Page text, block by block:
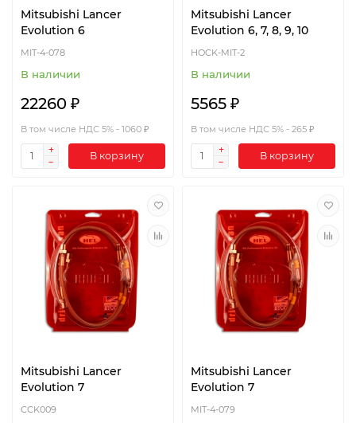
Mitsubishi Lancer
Evolution 6
MIT-4-078
В наличии
22260 ₽
В том числе НДС 5% - 1060 ₽
В корзину
Mitsubishi Lancer
Evolution 6, 7, 8, 9, 10
HOCK-MIT-2
В наличии
5565 ₽
В том числе НДС 5% - 265 ₽
В корзину
Mitsubishi Lancer
Evolution 7
CCK009
Mitsubishi Lancer
Evolution 7
MIT-4-079